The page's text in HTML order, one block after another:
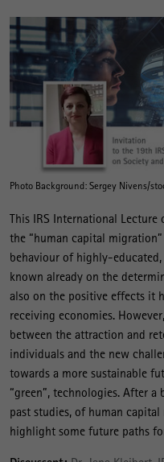
Photo Background: Sergey Nivens/
This IRS International
the “human capital
behaviour of highly-
known already on the
also on the positive effects it
receiving economies.
between the attraction and
individuals and the new
towards a more sustainable
“green”, technologies. After
past studies, of human
highlight some future paths